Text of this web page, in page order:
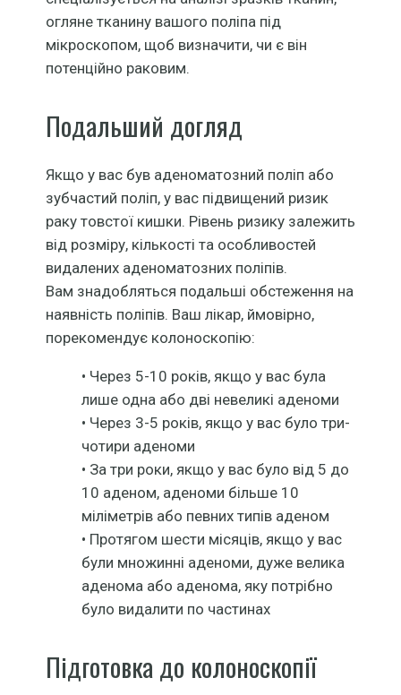
огляне тканину вашого поліпа під
мікроскопом, щоб визначити, чи є він
потенційно раковим.
Подальший догляд
Якщо у вас був аденоматозний поліп або
зубчастий поліп, у вас підвищений ризик
раку товстої кишки. Рівень ризику залежить
від розміру, кількості та особливостей
видалених аденоматозних поліпів.
Вам знадобляться подальші обстеження на
наявність поліпів. Ваш лікар, ймовірно,
порекомендує колоноскопію:
• Через 5-10 років, якщо у вас була
лише одна або дві невеликі аденоми
• Через 3-5 років, якщо у вас було три-
чотири аденоми
• За три роки, якщо у вас було від 5 до
10 аденом, аденоми більше 10
міліметрів або певних типів аденом
• Протягом шести місяців, якщо у вас
були множинні аденоми, дуже велика
аденома або аденома, яку потрібно
було видалити по частинах
Підготовка до колоноскопії